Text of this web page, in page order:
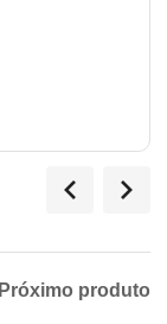
Próximo produto